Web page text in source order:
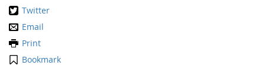
Twitter
Email
Print
Bookmark